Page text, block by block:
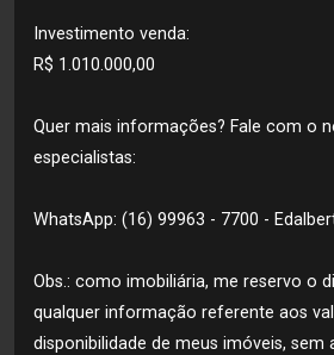
Investimento venda:
R$ 1.010.000,00
Quer mais informações? Fale com o
especialistas:
WhatsApp: (16) 99963 - 7700 -
Obs.: como imobiliária, me reservo o
qualquer informação referente aos
disponibilidade de meus imóveis, sem